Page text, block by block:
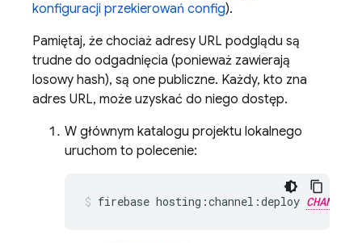
konfiguracji przekierowań config).
Pamiętaj, że chociaż adresy URL podglądu są
trudne do odgadnięcia (ponieważ zawierają
losowy hash), są one publiczne. Każdy, kto zna
adres URL, może uzyskać do niego dostęp.
W głównym katalogu projektu lokalnego
uruchom to polecenie:
firebase hosting:channel:deploy